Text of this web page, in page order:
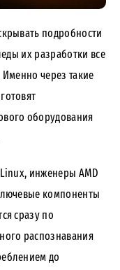
подробности
их разработки все
через такие
оборудования
инженеры AMD
компоненты
сразу по
распознавания
до